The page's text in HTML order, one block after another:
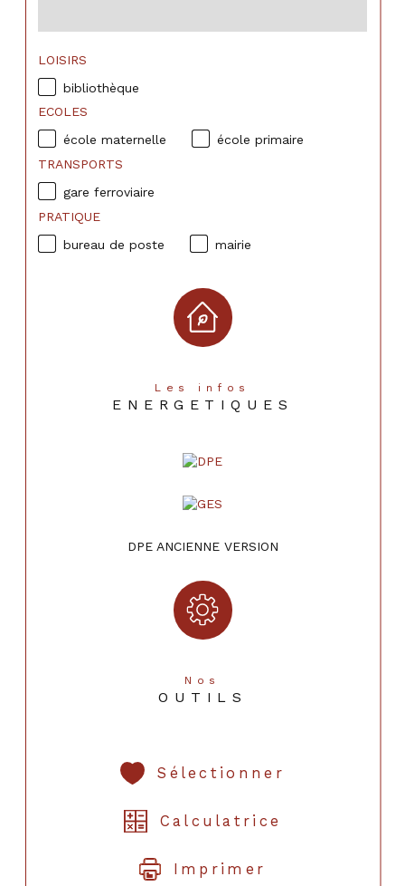
Les infos
ENERGETIQUES
DPE ANCIENNE VERSION
Nos
OUTILS
Sélectionner
Calculatrice
Imprimer
LOISIRS
bibliothèque
ECOLES
école maternelle
école primaire
TRANSPORTS
gare ferroviaire
PRATIQUE
bureau de poste
mairie